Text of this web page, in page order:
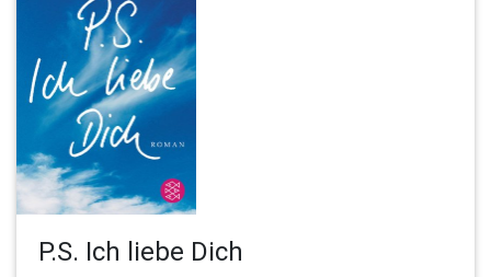
P.S. Ich liebe Dich